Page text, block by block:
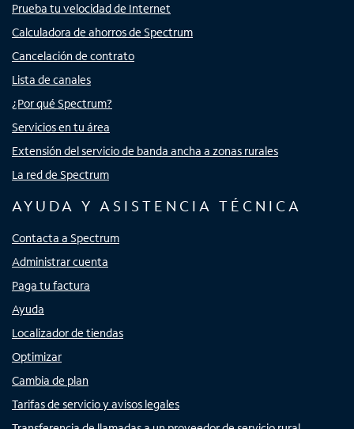
Prueba tu velocidad de Internet
Calculadora de ahorros de Spectrum
Cancelación de contrato
Lista de canales
¿Por qué Spectrum?
Servicios en tu área
Extensión del servicio de banda ancha a zonas rurales
La red de Spectrum
AYUDA Y ASISTENCIA TÉCNICA
Contacta a Spectrum
Administrar cuenta
Paga tu factura
Ayuda
Localizador de tiendas
Optimizar
Cambia de plan
Tarifas de servicio y avisos legales